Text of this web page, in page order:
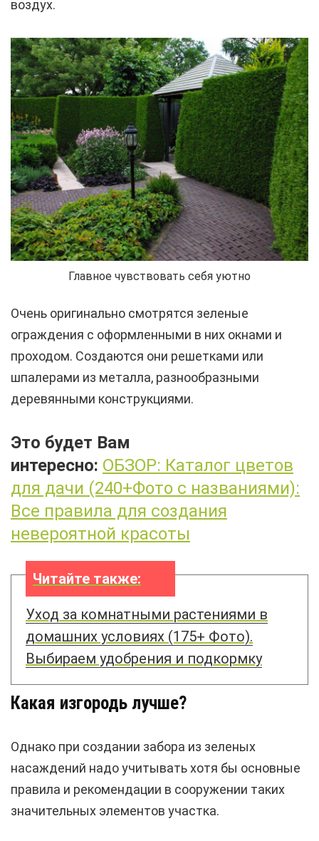
воздух.
Главное чувствовать себя уютно
Очень оригинально смотрятся зеленые
ограждения с оформленными в них окнами и
проходом. Создаются они решетками или
шпалерами из металла, разнообразными
деревянными конструкциями.
Это будет Вам
интересно: ОБЗОР: Каталог цветов
для дачи (240+Фото с названиями):
Все правила для создания
невероятной красоты
Читайте также:
Уход за комнатными растениями в
домашних условиях (175+ Фото).
Выбираем удобрения и подкормку
Какая изгородь лучше?
Однако при создании забора из зеленых
насаждений надо учитывать хотя бы основные
правила и рекомендации в сооружении таких
значительных элементов участка.